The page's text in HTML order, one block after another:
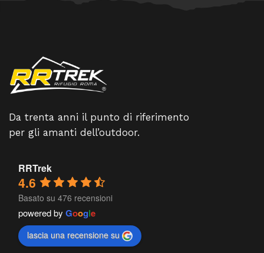
Da trenta anni il punto di riferimento
per gli amanti dell’outdoor.
RRTrek
4.6
Basato su 476 recensioni
powered by Google
lascia una recensione su